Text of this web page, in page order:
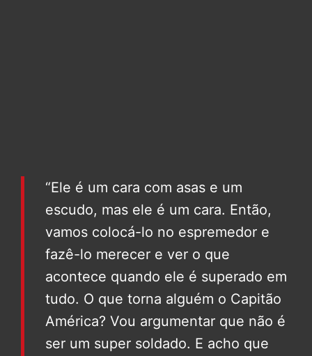
“Ele é um cara com asas e um
escudo, mas ele é um cara. Então,
vamos colocá-lo no espremedor e
fazê-lo merecer e ver o que
acontece quando ele é superado em
tudo. O que torna alguém o Capitão
América? Vou argumentar que não é
ser um super soldado. E acho que